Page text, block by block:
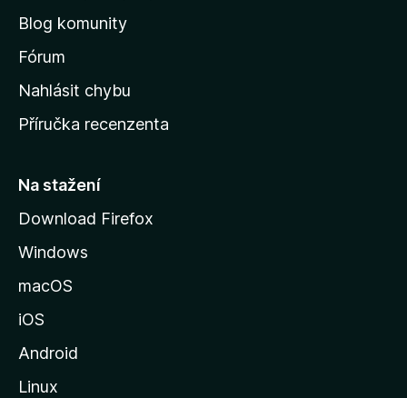
v
s
k
u
t
á
n
M
o
Blog komunity
Fórum
Nahlásit chybu
Příručka recenzenta
Na stažení
Download Firefox
Windows
macOS
iOS
Android
Linux